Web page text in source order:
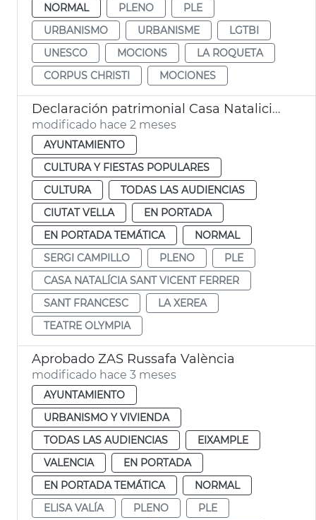
NORMAL
PLENO
PLE
URBANISMO
URBANISME
LGTBI
UNESCO
MOCIONS
LA ROQUETA
CORPUS CHRISTI
MOCIONES
Declaración patrimonial Casa Natalicia San Vicente Ferrer y Teatro Olympia València
modificado hace 2 meses
AYUNTAMIENTO
CULTURA Y FIESTAS POPULARES
CULTURA
TODAS LAS AUDIENCIAS
CIUTAT VELLA
EN PORTADA
EN PORTADA TEMÁTICA
NORMAL
SERGI CAMPILLO
PLENO
PLE
CASA NATALÍCIA SANT VICENT FERRER
SANT FRANCESC
LA XEREA
TEATRE OLYMPIA
Aprobado ZAS Russafa València
modificado hace 3 meses
AYUNTAMIENTO
URBANISMO Y VIVIENDA
TODAS LAS AUDIENCIAS
EIXAMPLE
VALENCIA
EN PORTADA
EN PORTADA TEMÁTICA
NORMAL
ELISA VALÍA
PLENO
PLE